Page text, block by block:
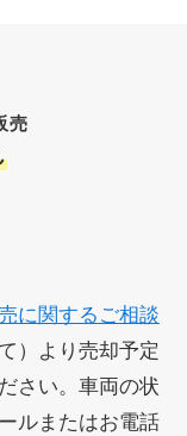
売
に関するご相談
）より売却予定
さい。車両の状
ルまたはお電話